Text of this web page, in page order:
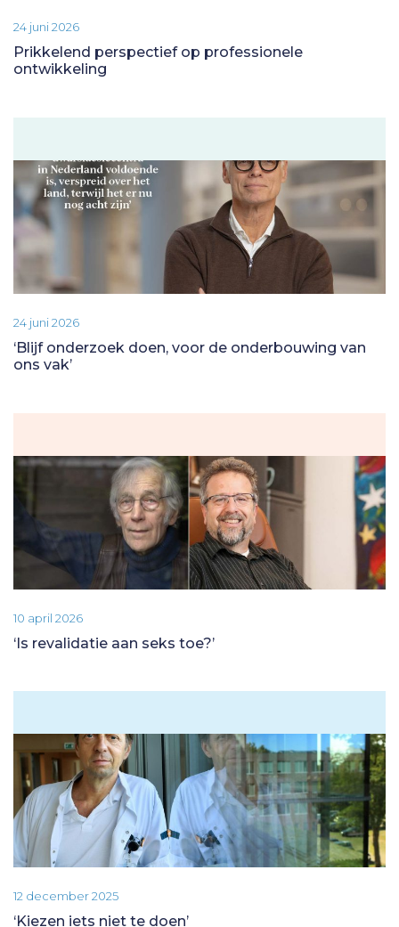
24 juni 2026
Prikkelend perspectief op professionele
ontwikkeling
24 juni 2026
‘Blijf onderzoek doen, voor de onderbouwing van
ons vak’
10 april 2026
‘Is revalidatie aan seks toe?’
12 december 2025
‘Kiezen iets niet te doen’